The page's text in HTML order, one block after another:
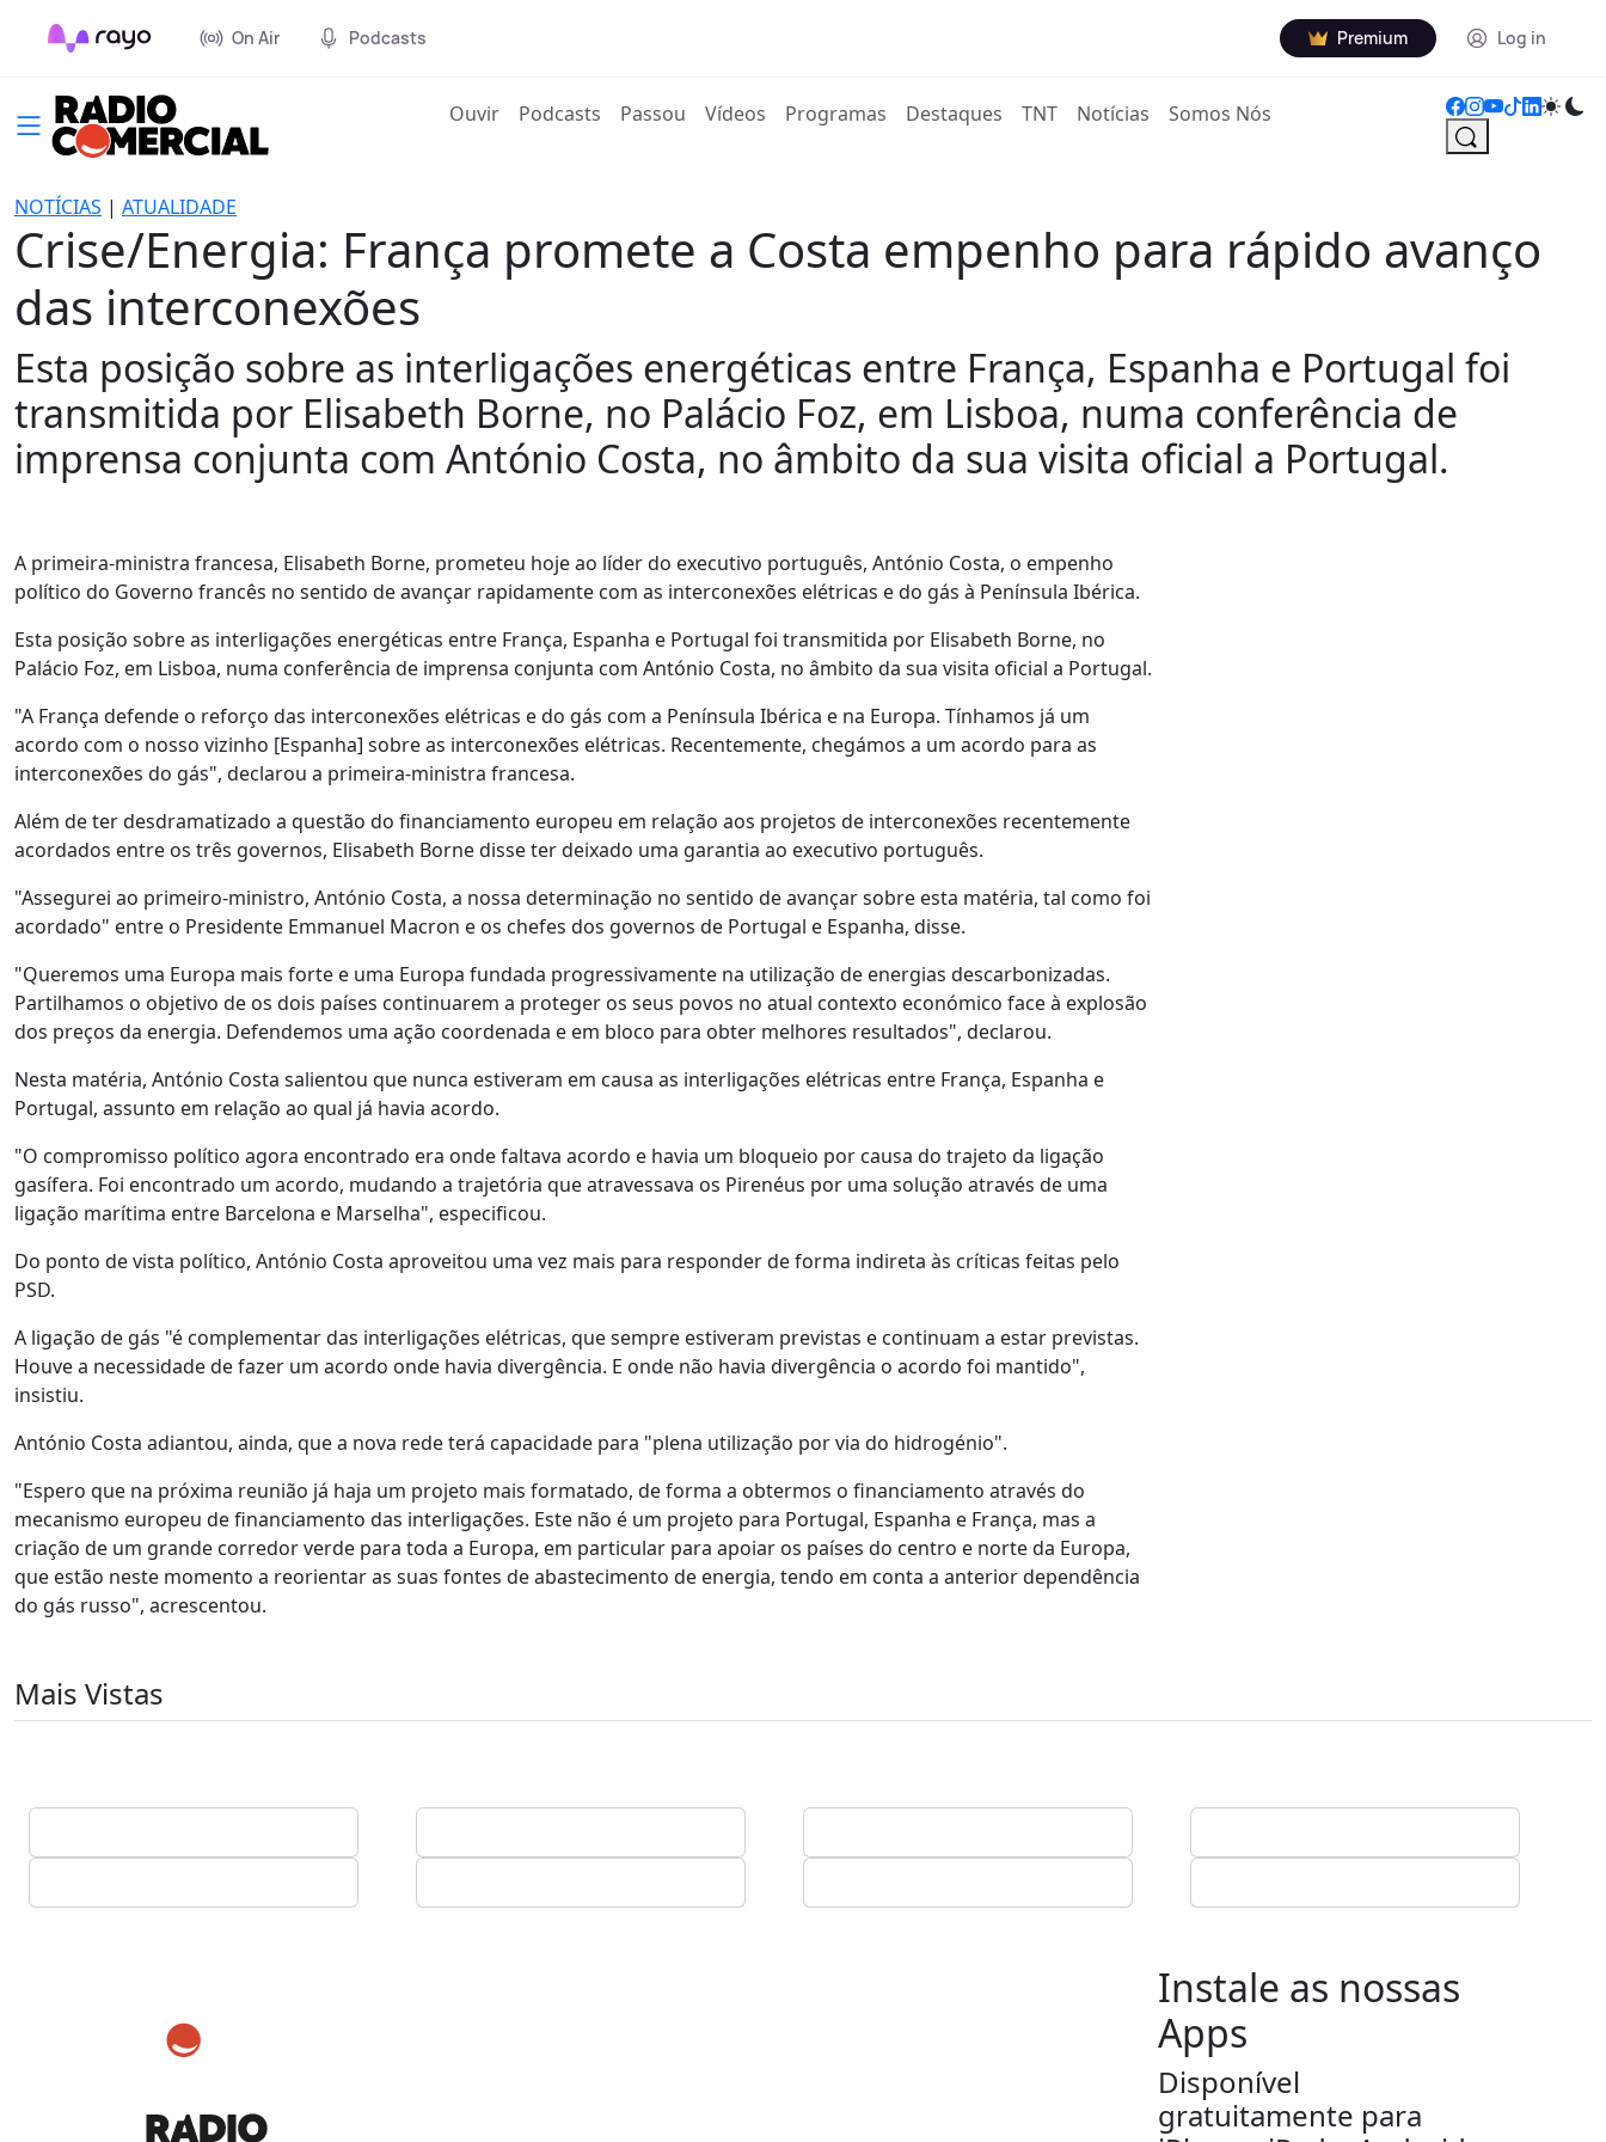
On Air Podcasts Premium Log in
Ouvir(current)
Podcasts Passou Vídeos Programas Destaques TNT Notícias Somos Nós
NOTÍCIAS | ATUALIDADE
Crise/Energia: França promete a Costa empenho para rápido avanço
das interconexões
Esta posição sobre as interligações energéticas entre França, Espanha e Portugal foi
transmitida por Elisabeth Borne, no Palácio Foz, em Lisboa, numa conferência de
imprensa conjunta com António Costa, no âmbito da sua visita oficial a Portugal.
A primeira-ministra francesa, Elisabeth Borne, prometeu hoje ao líder do executivo português, António Costa, o empenho
político do Governo francês no sentido de avançar rapidamente com as interconexões elétricas e do gás à Península Ibérica.
Esta posição sobre as interligações energéticas entre França, Espanha e Portugal foi transmitida por Elisabeth Borne, no
Palácio Foz, em Lisboa, numa conferência de imprensa conjunta com António Costa, no âmbito da sua visita oficial a Portugal.
"A França defende o reforço das interconexões elétricas e do gás com a Península Ibérica e na Europa. Tínhamos já um
acordo com o nosso vizinho [Espanha] sobre as interconexões elétricas. Recentemente, chegámos a um acordo para as
interconexões do gás", declarou a primeira-ministra francesa.
Além de ter desdramatizado a questão do financiamento europeu em relação aos projetos de interconexões recentemente
acordados entre os três governos, Elisabeth Borne disse ter deixado uma garantia ao executivo português.
"Assegurei ao primeiro-ministro, António Costa, a nossa determinação no sentido de avançar sobre esta matéria, tal como foi
acordado" entre o Presidente Emmanuel Macron e os chefes dos governos de Portugal e Espanha, disse.
"Queremos uma Europa mais forte e uma Europa fundada progressivamente na utilização de energias descarbonizadas.
Partilhamos o objetivo de os dois países continuarem a proteger os seus povos no atual contexto económico face à explosão
dos preços da energia. Defendemos uma ação coordenada e em bloco para obter melhores resultados", declarou.
Nesta matéria, António Costa salientou que nunca estiveram em causa as interligações elétricas entre França, Espanha e
Portugal, assunto em relação ao qual já havia acordo.
"O compromisso político agora encontrado era onde faltava acordo e havia um bloqueio por causa do trajeto da ligação
gasífera. Foi encontrado um acordo, mudando a trajetória que atravessava os Pirenéus por uma solução através de uma
ligação marítima entre Barcelona e Marselha", especificou.
Do ponto de vista político, António Costa aproveitou uma vez mais para responder de forma indireta às críticas feitas pelo
PSD.
A ligação de gás "é complementar das interligações elétricas, que sempre estiveram previstas e continuam a estar previstas.
Houve a necessidade de fazer um acordo onde havia divergência. E onde não havia divergência o acordo foi mantido",
insistiu.
António Costa adiantou, ainda, que a nova rede terá capacidade para "plena utilização por via do hidrogénio".
"Espero que na próxima reunião já haja um projeto mais formatado, de forma a obtermos o financiamento através do
mecanismo europeu de financiamento das interligações. Este não é um projeto para Portugal, Espanha e França, mas a
criação de um grande corredor verde para toda a Europa, em particular para apoiar os países do centro e norte da Europa,
que estão neste momento a reorientar as suas fontes de abastecimento de energia, tendo em conta a anterior dependência
do gás russo", acrescentou.
Mais Vistas
Instale as nossas
Apps
Disponível
gratuitamente para